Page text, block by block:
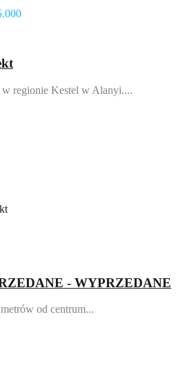
regionie Kestel w Alanyi....
- WYPRZEDANE
od centrum...